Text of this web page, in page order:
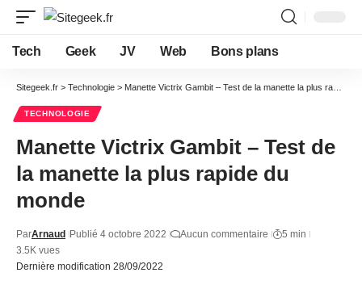
Tech Geek JV Web Bons plans
Sitegeek.fr > Technologie > Manette Victrix Gambit – Test de la manette la plus rapide du monde
TECHNOLOGIE
Manette Victrix Gambit – Test de
la manette la plus rapide du
monde
Dernière modification 28/09/2022
ParArnaud Publié 4 octobre 2022 Aucun commentaire
5 min
3.5K vues